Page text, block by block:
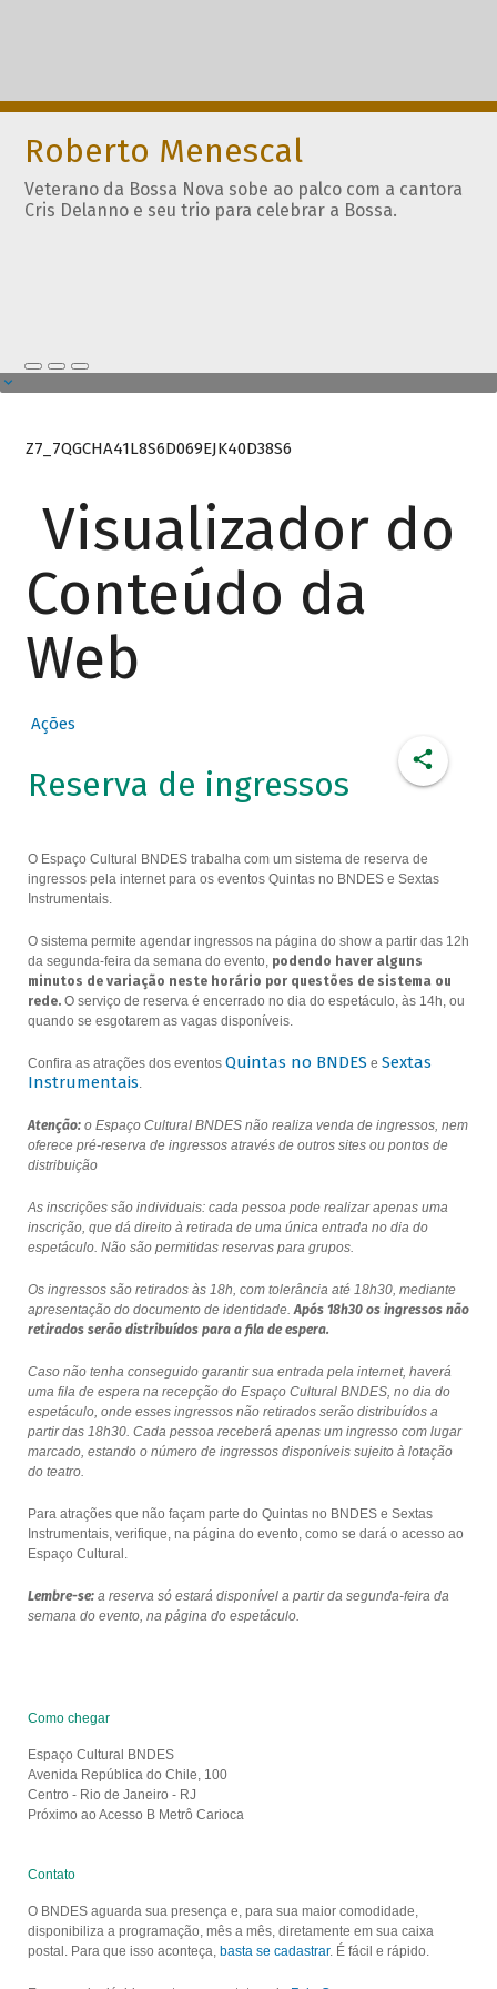
Roberto Menescal
Veterano da Bossa Nova sobe ao palco com a cantora
Cris Delanno e seu trio para celebrar a Bossa.
Z7_7QGCHA41L8S6D069EJK40D38S6
Visualizador do
Conteúdo da
Web
Ações
Reserva de ingressos
O Espaço Cultural BNDES trabalha com um sistema de reserva de
ingressos pela internet para os eventos Quintas no BNDES e Sextas
Instrumentais.
O sistema permite agendar ingressos na página do show a partir das 12h
da segunda-feira da semana do evento, podendo haver alguns
minutos de variação neste horário por questões de sistema ou
rede.O serviço de reserva é encerrado no dia do espetáculo, às 14h, ou
quando se esgotarem as vagas disponíveis.
Confira as atrações dos eventos Quintas no BNDES e Sextas
Instrumentais.
Atenção:o Espaço Cultural BNDES não realiza venda de ingressos, nem
oferece pré-reserva de ingressos através de outros sites ou pontos de
distribuição
As inscrições são individuais: cada pessoa pode realizar apenas uma
inscrição, que dá direito à retirada de uma única entrada no dia do
espetáculo. Não são permitidas reservas para grupos.
Os ingressos são retirados às 18h, com tolerância até 18h30, mediante
apresentação do documento de identidade.Após 18h30 os ingressos não
retirados serão distribuídos para a fila de espera.
Caso não tenha conseguido garantir sua entrada pela internet, haverá
uma fila de espera na recepção do Espaço Cultural BNDES, no dia do
espetáculo, onde esses ingressos não retirados serão distribuídos a
partir das 18h30. Cada pessoa receberá apenas um ingresso com lugar
marcado, estando o número de ingressos disponíveis sujeito à lotação
do teatro.
Para atrações que não façam parte do Quintas no BNDES e Sextas
Instrumentais, verifique, na página do evento, como se dará o acesso ao
Espaço Cultural.
Lembre-se:a reserva só estará disponível a partir da segunda-feira da
semana do evento, na página do espetáculo.
Como chegar
Espaço Cultural BNDES
Avenida República do Chile, 100
Centro - Rio de Janeiro - RJ
Próximo ao Acesso B Metrô Carioca
Contato
O BNDES aguarda sua presença e, para sua maior comodidade,
disponibiliza a programação, mês a mês, diretamente em sua caixa
postal. Para que isso aconteça, basta se cadastrar. É fácil e rápido.